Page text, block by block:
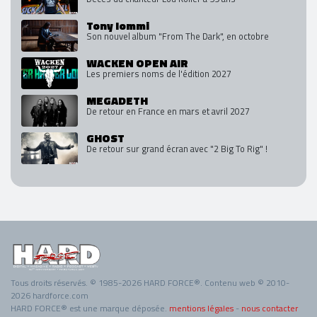
Tony Iommi
Son nouvel album "From The Dark", en octobre
WACKEN OPEN AIR
Les premiers noms de l'édition 2027
MEGADETH
De retour en France en mars et avril 2027
GHOST
De retour sur grand écran avec "2 Big To Rig" !
Tous droits réservés. © 1985-2026 HARD FORCE®. Contenu web © 2010-
2026 hardforce.com
HARD FORCE® est une marque déposée. mentions légales - nous contacter